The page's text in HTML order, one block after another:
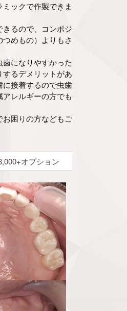
ックで作製できま
るので、コンポジ
めもの）よりもさ
になりやすかった
るデメリットがあ
に接着するので虫歯
レルギーの方でも
困りの方などもご
オプション